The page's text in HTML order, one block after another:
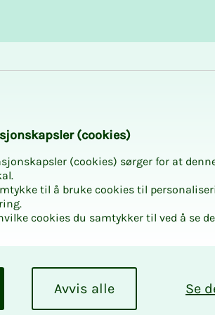
(cookies)
(cookies) sørger for at
til å bruke cookies til
cookies du samtykker til ved å se
Se
Avvis alle